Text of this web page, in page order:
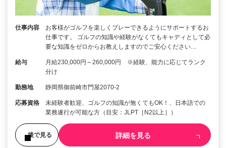
仕事内容
お客様がゴルフを楽しくプレーできるようにサポートするお
仕事です。 ゴルフの知識や経験がなくてもキャディとして必
要な知識をゼロからお教えしますのでご安心ください…
給与
月給230,000円～260,000円 ※経験、能力に応じてランク
分け
勤務地 静岡県御前崎市門屋2070-2
応募資格
未経験者歓迎、ゴルフの知識が無くてもOK！、日本語での
業務遂行が可能な方（目安：JLPT［N2以上］）
後で見る 詳細を見る